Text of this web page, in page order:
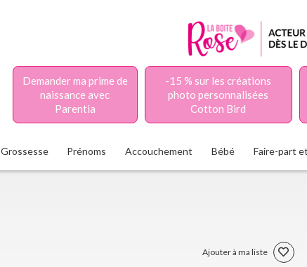
Demander ma prime de
naissance avec
Parentia
-15 % sur les créations
photo personnalisées
Cotton Bird
Grossesse Prénoms Accouchement Bébé Faire-part
Ajouter à ma liste